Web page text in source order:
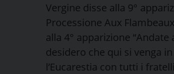
Vergine disse alla 9°
Processione Aux
alla 4° apparizione
desidero che qui si venga
l’Eucarestia con tutti i